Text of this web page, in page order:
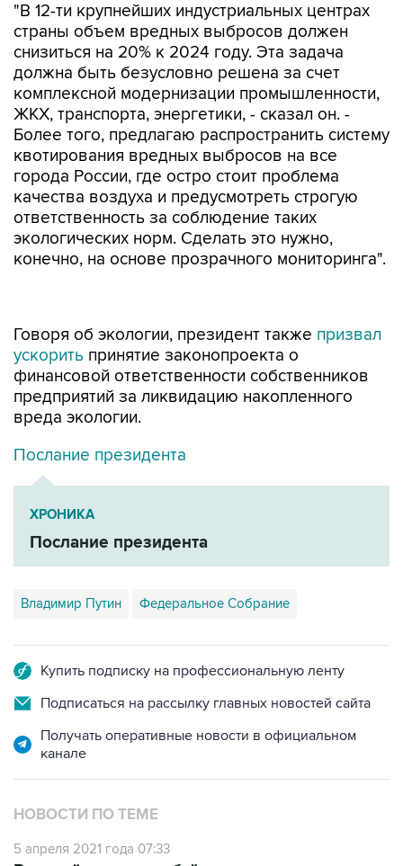
"В 12-ти крупнейших индустриальных центрах
страны объем вредных выбросов должен
снизиться на 20% к 2024 году. Эта задача
должна быть безусловно решена за счет
комплексной модернизации промышленности,
ЖКХ, транспорта, энергетики, - сказал он. -
Более того, предлагаю распространить систему
квотирования вредных выбросов на все
города России, где остро стоит проблема
качества воздуха и предусмотреть строгую
ответственность за соблюдение таких
экологических норм. Сделать это нужно,
конечно, на основе прозрачного мониторинга".
финансовой ответственности собственников
предприятий за ликвидацию накопленного
вреда экологии.
Послание президента
ХРОНИКА
Послание президента
Владимир Путин Федеральное Собрание
Подписаться на рассылку главных новостей сайта
Получать оперативные новости в официальном
НОВОСТИ ПО ТЕМЕ
5 апреля 2021 года 07:33
Кузбасса решили сохранить еще на день